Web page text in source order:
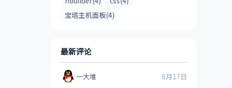
宝塔主机面板(4)
最新评论
一大堆 6月17日